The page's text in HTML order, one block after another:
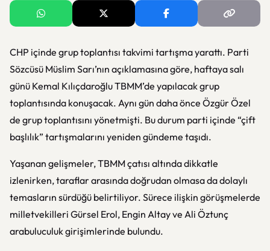
CHP içinde grup toplantısı takvimi tartışma yarattı. Parti
Sözcüsü Müslim Sarı’nın açıklamasına göre, haftaya salı
günü Kemal KılıçdaroğluTBMM’de yapılacak grup
toplantısında konuşacak. Aynı gün daha önce Özgür Özel
de grup toplantısını yönetmişti. Bu durum parti içinde “çift
başlılık” tartışmalarını yeniden gündeme taşıdı.
Yaşanan gelişmeler,TBMMçatısı altında dikkatle
izlenirken, taraflar arasında doğrudan olmasa da dolaylı
temasların sürdüğü belirtiliyor. Sürece ilişkin görüşmelerde
milletvekilleri Gürsel Erol, Engin Altayve Ali Öztunç
arabuluculuk girişimlerinde bulundu.